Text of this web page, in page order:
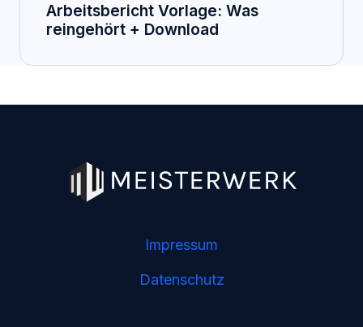
Arbeitsbericht Vorlage: Was
reingehört + Download
Impressum
Datenschutz